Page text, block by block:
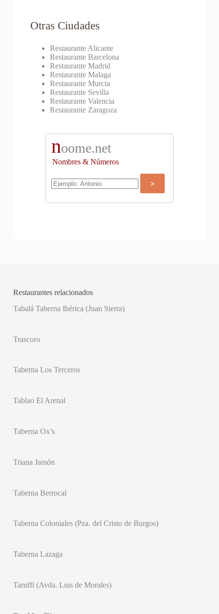
Otras Ciudades
Restaurante Alicante
Restaurante Barcelona
Restaurante Madrid
Restaurante Malaga
Restaurante Murcia
Restaurante Sevilla
Restaurante Valencia
Restaurante Zaragoza
noome.net
Nombres & Números
Restaurantes relacionados
Tabalá Taberna Ibérica (Juan Sierra)
Trascoro
Taberna Los Terceros
Tablao El Arenal
Taberna Ox’s
Triana Jamón
Taberna Berrocal
Taberna Coloniales (Pza. del Cristo de Burgos)
Taberna Lazaga
Taruffi (Avda. Luis de Morales)